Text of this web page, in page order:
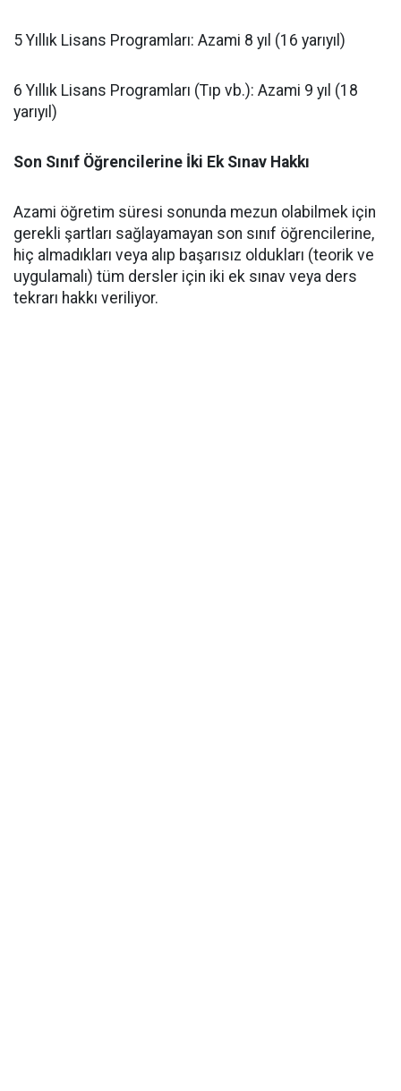
​5 Yıllık Lisans Programları: Azami 8 yıl (16 yarıyıl)
​6 Yıllık Lisans Programları (Tıp vb.): Azami 9 yıl (18
yarıyıl)
Son Sınıf Öğrencilerine İki Ek Sınav Hakkı
​Azami öğretim süresi sonunda mezun olabilmek için
gerekli şartları sağlayamayan son sınıf öğrencilerine,
hiç almadıkları veya alıp başarısız oldukları (teorik ve
uygulamalı) tüm dersler için iki ek sınav veya ders
tekrarı hakkı veriliyor.